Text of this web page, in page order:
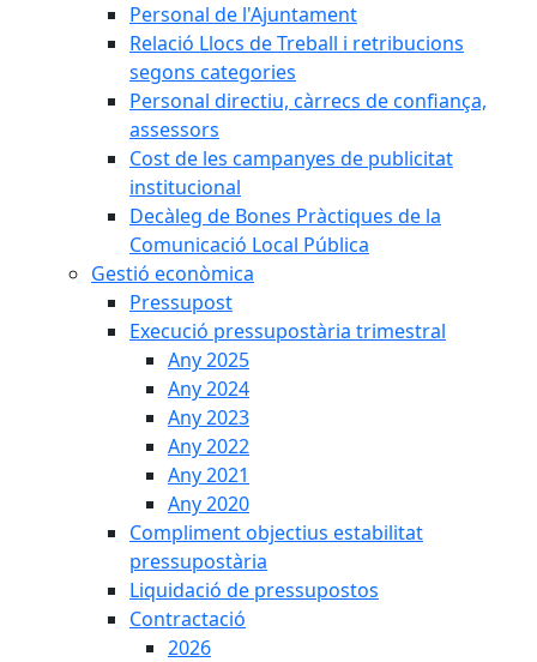
Personal de l'Ajuntament
Relació Llocs de Treball i retribucions
segons categories
Personal directiu, càrrecs de confiança,
assessors
Cost de les campanyes de publicitat
institucional
Decàleg de Bones Pràctiques de la
Comunicació Local Pública
Gestió econòmica
Pressupost
Execució pressupostària trimestral
Any 2025
Any 2024
Any 2023
Any 2022
Any 2021
Any 2020
Compliment objectius estabilitat
pressupostària
Liquidació de pressupostos
Contractació
2026